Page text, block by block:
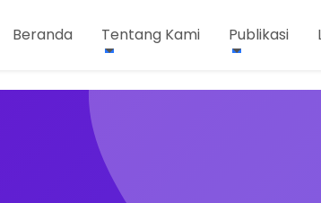
Beranda Tentang Kami Publikasi